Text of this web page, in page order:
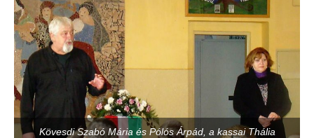
Kövesdi Szabó Mária és Pólós Árpád, a kassai Thália